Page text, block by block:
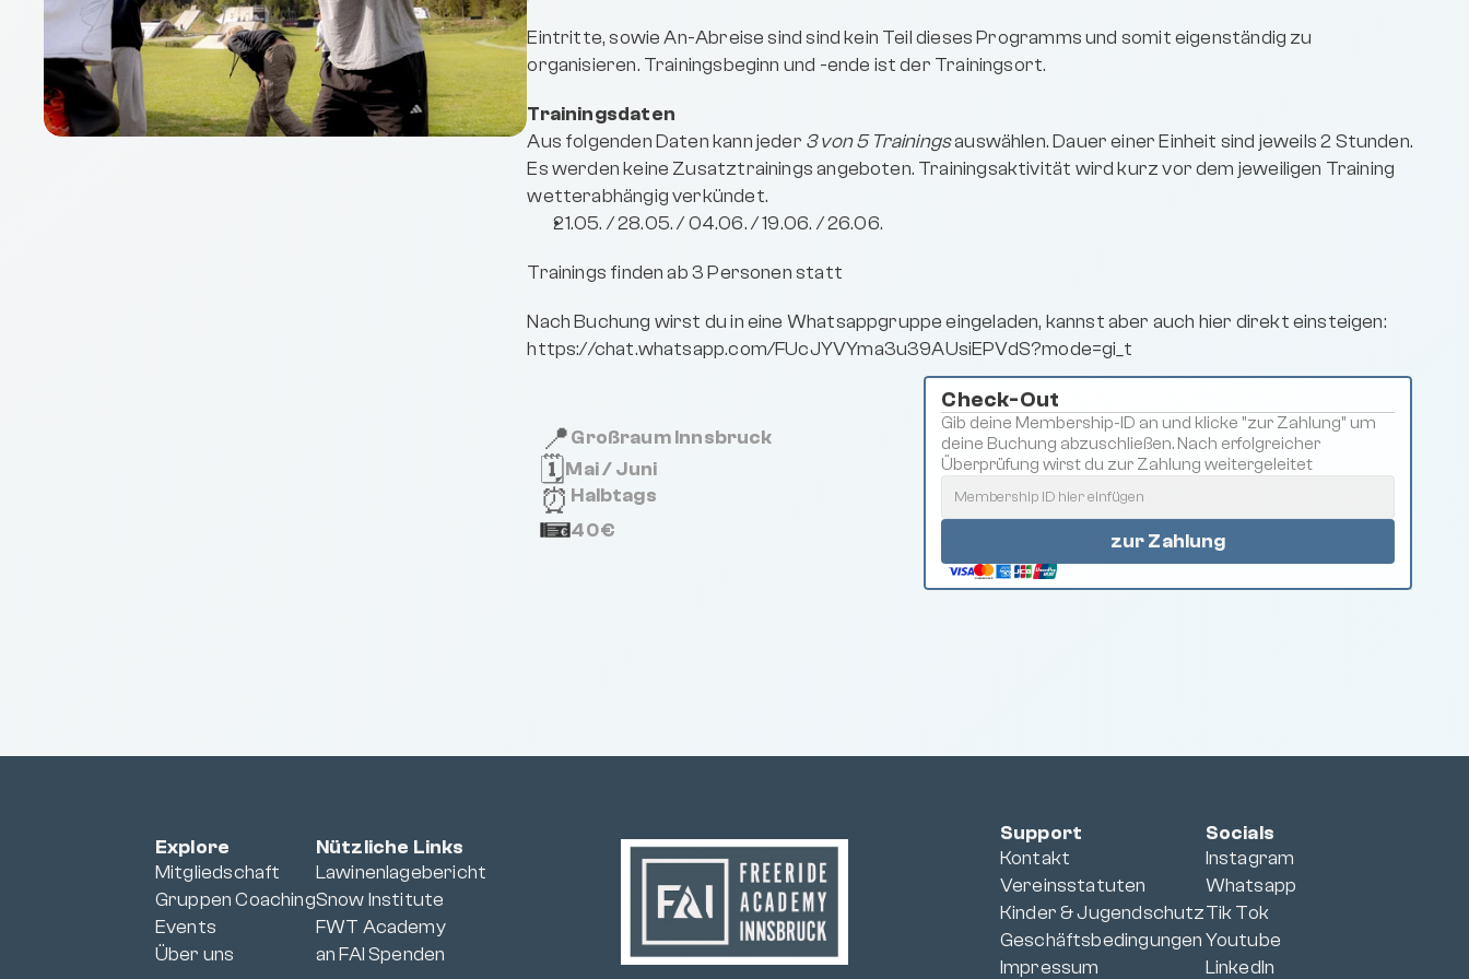
Eintritte, sowie An-Abreise sind sind kein Teil dieses Programms und somit eigenständig zu
organisieren. Trainingsbeginn und -ende ist der Trainingsort.
Trainingsdaten
Aus folgenden Daten kann jeder 3 von 5 Trainings auswählen. Dauer einer Einheit sind jeweils 2 Stunden.
Es werden keine Zusatztrainings angeboten. Trainingsaktivität wird kurz vor dem jeweiligen Training
wetterabhängig verkündet.
21.05. / 28.05. / 04.06. / 19.06. / 26.06.
Trainings finden ab 3 Personen statt
Nach Buchung wirst du in eine Whatsappgruppe eingeladen, kannst aber auch hier direkt einsteigen:
https://chat.whatsapp.com/FUcJYVYma3u39AUsiEPVdS?mode=gi_t
📍Großraum Innsbruck
🗓️Mai / Juni
⏰ Halbtags
40€
Check-Out
Gib deine Membership-ID an und klicke "zur Zahlung" um
deine Buchung abzuschließen. Nach erfolgreicher
Überprüfung wirst du zur Zahlung weitergeleitet
zur Zahlung
Explore
Mitgliedschaft
Gruppen Coaching
Events
Über uns
Nützliche Links
Lawinenlagebericht
Snow Institute
FWT Academy
an FAI Spenden
Support
Kontakt
Vereinsstatuten
Kinder & Jugendschutz
Geschäftsbedingungen
Impressum
Socials
Instagram
Whatsapp
Tik Tok
Youtube
LinkedIn